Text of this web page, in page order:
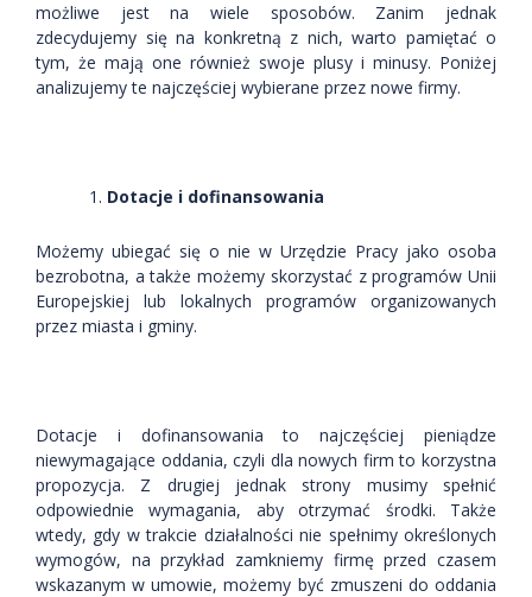
możliwe jest na wiele sposobów. Zanim jednak
zdecydujemy się na konkretną z nich, warto pamiętać o
tym, że mają one również swoje plusy i minusy. Poniżej
analizujemy te najczęściej wybierane przez nowe firmy.
Dotacje i dofinansowania
Możemy ubiegać się o nie w Urzędzie Pracy jako osoba
bezrobotna, a także możemy skorzystać z programów Unii
Europejskiej lub lokalnych programów organizowanych
przez miasta i gminy.
Dotacje i dofinansowania to najczęściej pieniądze
niewymagające oddania, czyli dla nowych firm to korzystna
propozycja. Z drugiej jednak strony musimy spełnić
odpowiednie wymagania, aby otrzymać środki. Także
wtedy, gdy w trakcie działalności nie spełnimy określonych
wymogów, na przykład zamkniemy firmę przed czasem
wskazanym w umowie, możemy być zmuszeni do oddania